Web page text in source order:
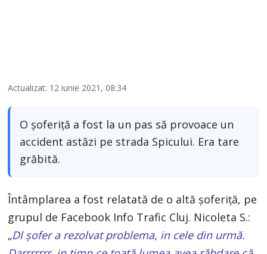
Actualizat: 12 iunie 2021, 08:34
O șoferiță a fost la un pas să provoace un
accident astăzi pe strada Spicului. Era tare
grăbită.
Întâmplarea a fost relatată de o altă șoferiță, pe
grupul de Facebook Info Trafic Cluj. Nicoleta S.:
„Dl șofer a rezolvat problema, in cele din urmă.